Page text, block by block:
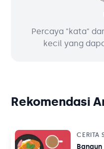
Percaya "kata"
kecil yang
Rekomendasi
CERITA